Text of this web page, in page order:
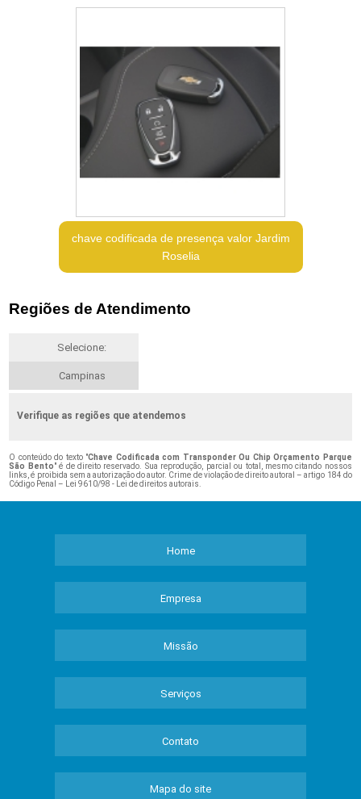
chave codificada de presença valor Jardim
Roselia
Regiões de Atendimento
Selecione:
Campinas
Verifique as regiões que atendemos
O conteúdo do texto "Chave Codificada com Transponder Ou Chip Orçamento Parque
São Bento" é de direito reservado. Sua reprodução, parcial ou total, mesmo citando nossos
links, é proibida sem a autorização do autor. Crime de violação de direito autoral – artigo 184 do
Código Penal –
Lei 9610/98 - Lei de direitos autorais
Home
Empresa
Missão
Serviços
Contato
Mapa do site